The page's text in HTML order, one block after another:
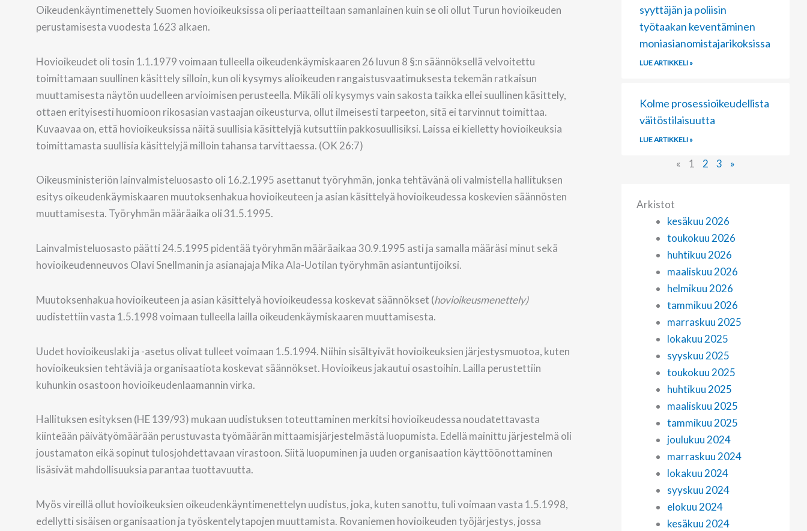
Oikeudenkäyntimenettely Suomen hovioikeuksissa oli periaatteiltaan samanlainen kuin se oli ollut Turun hovioikeuden
perustamisesta vuodesta 1623 alkaen.
Hovioikeudet oli tosin 1.1.1979 voimaan tulleella oikeudenkäymiskaaren 26 luvun 8 §:n säännöksellä velvoitettu
toimittamaan suullinen käsittely silloin, kun oli kysymys alioikeuden rangaistusvaatimuksesta tekemän ratkaisun
muuttamisesta näytön uudelleen arvioimisen perusteella. Mikäli oli kysymys vain sakosta taikka ellei suullinen käsittely,
ottaen erityisesti huomioon rikosasian vastaajan oikeusturva, ollut ilmeisesti tarpeeton, sitä ei tarvinnut toimittaa.
Kuvaavaa on, että hovioikeuksissa näitä suullisia käsittelyjä kutsuttiin pakkosuullisiksi. Laissa ei kielletty hovioikeuksia
toimittamasta suullisia käsittelyjä milloin tahansa tarvittaessa. (OK 26:7)
Oikeusministeriön lainvalmisteluosasto oli 16.2.1995 asettanut työryhmän, jonka tehtävänä oli valmistella hallituksen
esitys oikeudenkäymiskaaren muutoksenhakua hovioikeuteen ja asian käsittelyä hovioikeudessa koskevien säännösten
muuttamisesta. Työryhmän määräaika oli 31.5.1995.
Lainvalmisteluosasto päätti 24.5.1995 pidentää työryhmän määräaikaa 30.9.1995 asti ja samalla määräsi minut sekä
hovioikeudenneuvos Olavi Snellmanin ja asianajaja Mika Ala-Uotilan työryhmän asiantuntijoiksi.
Muutoksenhakua hovioikeuteen ja asian käsittelyä hovioikeudessa koskevat säännökset (hovioikeusmenettely)
uudistettiin vasta 1.5.1998 voimaan tulleella lailla oikeudenkäymiskaaren muuttamisesta.
Uudet hovioikeuslaki ja -asetus olivat tulleet voimaan 1.5.1994. Niihin sisältyivät hovioikeuksien järjestysmuotoa, kuten
hovioikeuksien tehtäviä ja organisaatiota koskevat säännökset. Hovioikeus jakautui osastoihin. Lailla perustettiin
kuhunkin osastoon hovioikeudenlaamannin virka.
Hallituksen esityksen (HE 139/93) mukaan uudistuksen toteuttaminen merkitsi hovioikeudessa noudatettavasta
kiinteään päivätyömäärään perustuvasta työmäärän mittaamisjärjestelmästä luopumista. Edellä mainittu järjestelmä oli
joustamaton eikä sopinut tulosjohdettavaan virastoon. Siitä luopuminen ja uuden organisaation käyttöönottaminen
lisäsivät mahdollisuuksia parantaa tuottavuutta.
Myös vireillä ollut hovioikeuksien oikeudenkäyntimenettelyn uudistus, joka, kuten sanottu, tuli voimaan vasta 1.5.1998,
edellytti sisäisen organisaation ja työskentelytapojen muuttamista. Rovaniemen hovioikeuden työjärjestys, jossa
syyttäjän ja poliisin
työtaakan keventäminen
moniasianomistajarikoksissa
LUE ARTIKKELI »
Kolme prosessioikeudellista
väitöstilaisuutta
LUE ARTIKKELI »
« 1 2 3 »
Arkistot
kesäkuu 2026
toukokuu 2026
huhtikuu 2026
maaliskuu 2026
helmikuu 2026
tammikuu 2026
marraskuu 2025
lokakuu 2025
syyskuu 2025
toukokuu 2025
huhtikuu 2025
maaliskuu 2025
tammikuu 2025
joulukuu 2024
marraskuu 2024
lokakuu 2024
syyskuu 2024
elokuu 2024
kesäkuu 2024